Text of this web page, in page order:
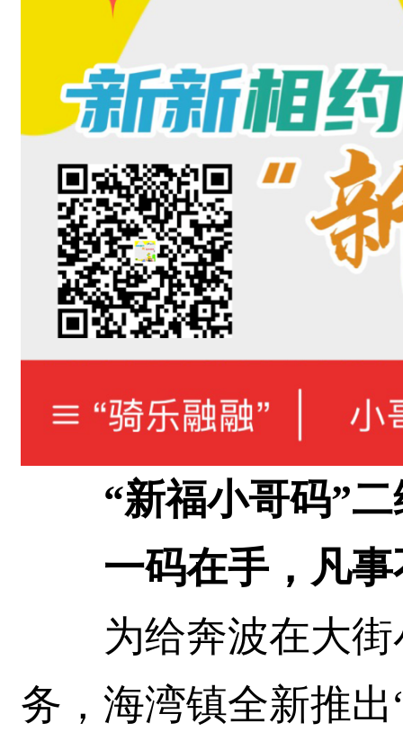
“新福小哥码”
一码在手，凡事
为给奔波在大街
务，海湾镇全新推